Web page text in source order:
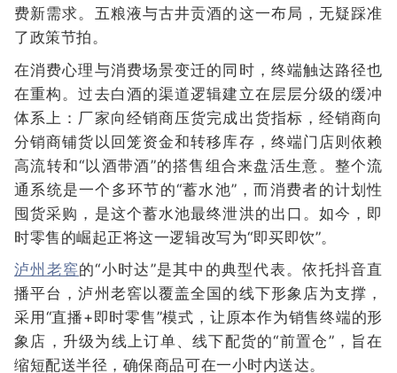
费新需求。五粮液与古井贡酒的这一布局，无疑踩准
了政策节拍。
在消费心理与消费场景变迁的同时，终端触达路径也
在重构。过去白酒的渠道逻辑建立在层层分级的缓冲
体系上：厂家向经销商压货完成出货指标，经销商向
分销商铺货以回笼资金和转移库存，终端门店则依赖
高流转和“以酒带酒”的搭售组合来盘活生意。整个流
通系统是一个多环节的“蓄水池”，而消费者的计划性
囤货采购，是这个蓄水池最终泄洪的出口。如今，即
时零售的崛起正将这一逻辑改写为“即买即饮”。
泸州老窖的“小时达”是其中的典型代表。依托抖音直
播平台，泸州老窖以覆盖全国的线下形象店为支撑，
采用“直播+即时零售”模式，让原本作为销售终端的形
象店，升级为线上订单、线下配货的“前置仓”，旨在
缩短配送半径，确保商品可在一小时内送达。